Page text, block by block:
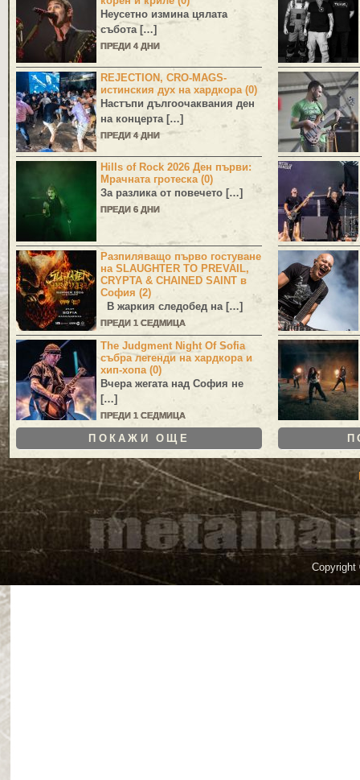
Неусетно измина цялата
събота […]
ПРЕДИ 4 ДНИ
REJECTION, CRO-MAGS-
истинския дух на хардкора (0)
Настъпи дългоочаквания ден
на концерта […]
ПРЕДИ 4 ДНИ
Hills of Rock 2026 Ден първи:
Мрачната гротеска (0)
За разлика от повечето […]
ПРЕДИ 6 ДНИ
Разпиляващо първо гостуване
на SLAUGHTER TO PREVAIL,
CRYPTA & CHAINED SAINT в
София (2)
В жаркия следобед на […]
ПРЕДИ 1 СЕДМИЦА
The Judgment Night Of Sofia
събра легенди на хардкора и
хип-хопа (0)
Вчера жегата над София не
[…]
ПРЕДИ 1 СЕДМИЦА
ПОКАЖИ ОЩЕ